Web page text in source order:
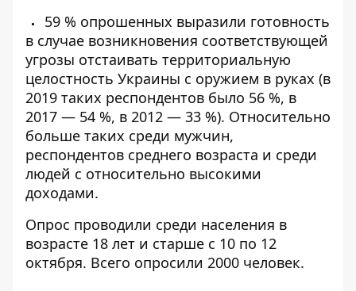
59 % опрошенных выразили готовность
в случае возникновения соответствующей
угрозы отстаивать территориальную
целостность Украины с оружием в руках (в
2019 таких респондентов было 56 %, в
2017 — 54 %, в 2012 — 33 %). Относительно
больше таких среди мужчин,
респондентов среднего возраста и среди
людей с относительно высокими
доходами.
Опрос проводили среди населения в
возрасте 18 лет и старше с 10 по 12
октября. Всего опросили 2000 человек.